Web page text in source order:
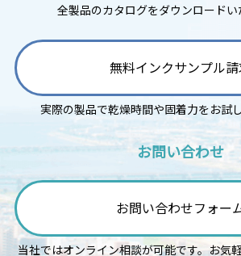
全製品のカタログをダウンロードい
無料インクサンプル
実際の製品で乾燥時間や固着力をお試
お問い合わせ
お問い合わせフォー
当社ではオンライン相談が可能です。お気